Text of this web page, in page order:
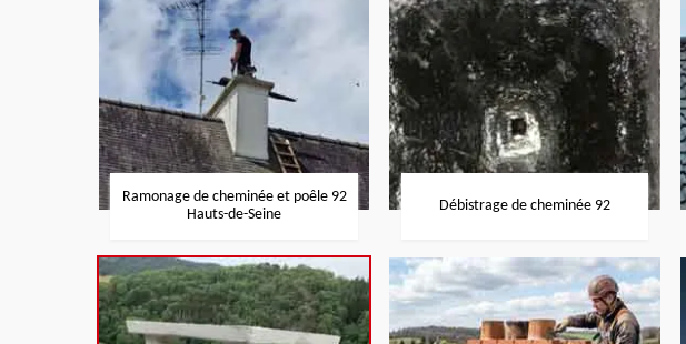
Ramonage de cheminée et poêle 92
Hauts-de-Seine
Débistrage de cheminée 92